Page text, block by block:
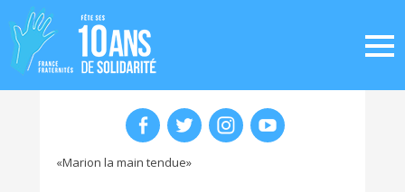
«Marion la main tendue»